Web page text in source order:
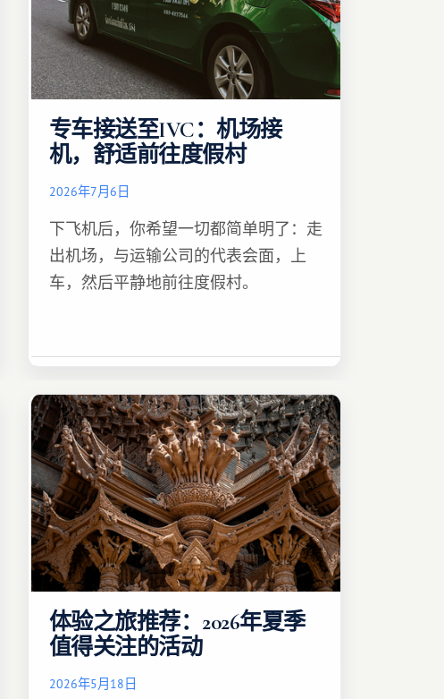
专车接送至IVC：机场接
机，舒适前往度假村
2026年7月6日
下飞机后，你希望一切都简单明了：走
出机场，与运输公司的代表会面，上
车，然后平静地前往度假村。
体验之旅推荐：2026年夏季
值得关注的活动
2026年5月18日